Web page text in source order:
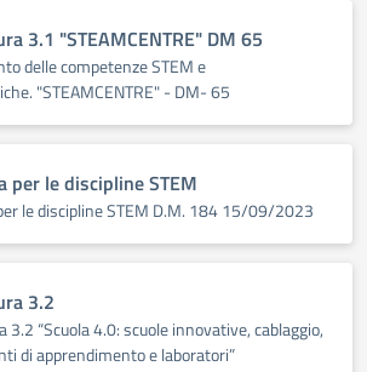
3.1 "STEAMCENTRE" DM 65
delle competenze STEM e
"STEAMCENTRE" - DM- 65
per le discipline STEM
le discipline STEM D.M. 184 15/09/2023
3.2
3.2 “Scuola 4.0: scuole innovative, cablaggio,
di apprendimento e laboratori”